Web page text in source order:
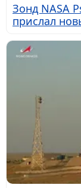
Зонд NASA
прислал